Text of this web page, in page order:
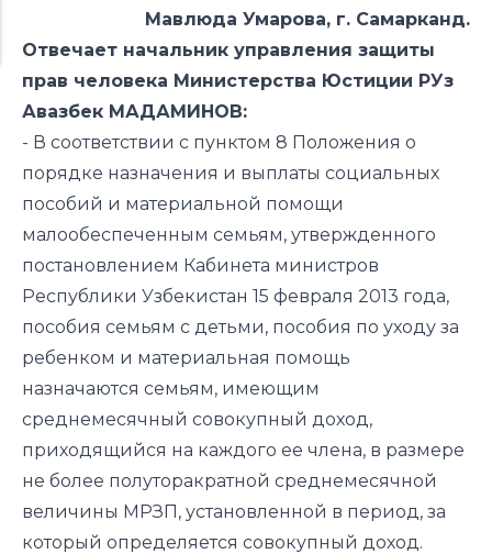
Мавлюда Умарова, г. Самарканд.
Отвечает начальник управления защиты
прав человека Министерства Юстиции РУз
Авазбек МАДАМИНОВ:
- В соответствии с пунктом 8 Положения о
порядке назначения и выплаты социальных
пособий и материальной помощи
малообеспеченным семьям, утвержденного
постановлением Кабинета министров
Республики Узбекистан 15 февраля 2013 года,
пособия семьям с детьми, пособия по уходу за
ребенком и материальная помощь
назначаются семьям, имеющим
среднемесячный совокупный доход,
приходящийся на каждого ее члена, в размере
не более полуторакратной среднемесячной
величины МРЗП, установленной в период, за
который определяется совокупный доход.